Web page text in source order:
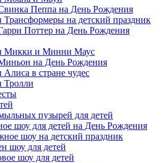
Пеппа на День Рождения
на детский праздник
Поттер на День Рождения
Микки и Минни Маус
на День Рождения
в стране чудес
Тролли
пузырей для детей
шоу для детей на День Рождения
шоу на детский праздник
шоу для детей
шоу для детей